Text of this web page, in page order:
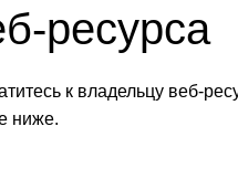
ресурса
к владельцу веб-
ниже.